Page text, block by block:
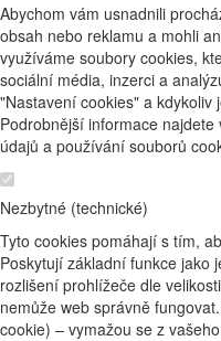
Abychom vám usnadnili
obsah nebo reklamu a mohli
využíváme soubory cookies,
sociální média, inzerci a
"Nastavení cookies" a kdykoliv
Podrobnější informace
údajů a používání souborů
Nezbytné (technické)
Tyto cookies pomáhají s tím,
Poskytují základní funkce jako
rozlišení prohlížeče dle
nemůže web správně
cookie) – vymažou se z